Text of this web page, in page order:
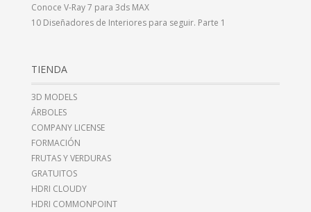
Conoce V-Ray 7 para 3ds MAX
10 Diseñadores de Interiores para seguir. Parte 1
TIENDA
3D MODELS
ÁRBOLES
COMPANY LICENSE
FORMACIÓN
FRUTAS Y VERDURAS
GRATUITOS
HDRI CLOUDY
HDRI COMMONPOINT